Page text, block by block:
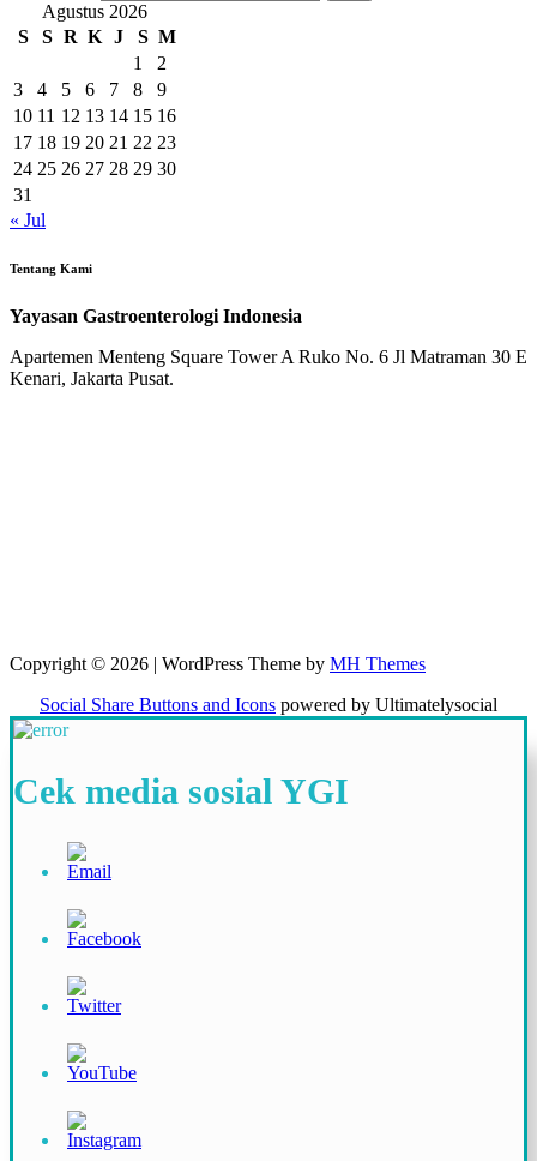
Agustus 2026
S
S R K J S M
1
2
3
4 5 6 7 8
9
10 11 12 13 14 15 16
17 18 19 20 21 22 23
24 25 26 27 28 29 30
31
« Jul
Tentang Kami
Yayasan Gastroenterologi Indonesia
Apartemen Menteng Square Tower A Ruko No. 6 Jl Matraman 30 E
Kenari, Jakarta Pusat.
Copyright © 2026 | WordPress Theme by MH Themes
Social Share Buttons and Icons powered by Ultimatelysocial
Cek media sosial YGI